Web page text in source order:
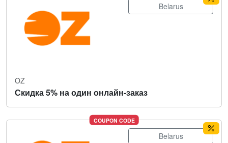
Belarus
OZ
Скидка 5% на один онлайн-заказ
COUPON CODE
Belarus